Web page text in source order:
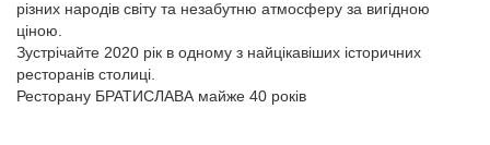
різних народів світу та незабутню атмосферу за вигідною
ціною.
Зустрічайте 2020 рік в одному з найцікавіших історичних
ресторанів столиці.
Ресторану БРАТИСЛАВА майже 40 років